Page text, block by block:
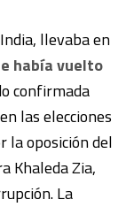
llevaba en
había vuelto
confirmada
las elecciones
la oposición del
Khaleda Zia,
La